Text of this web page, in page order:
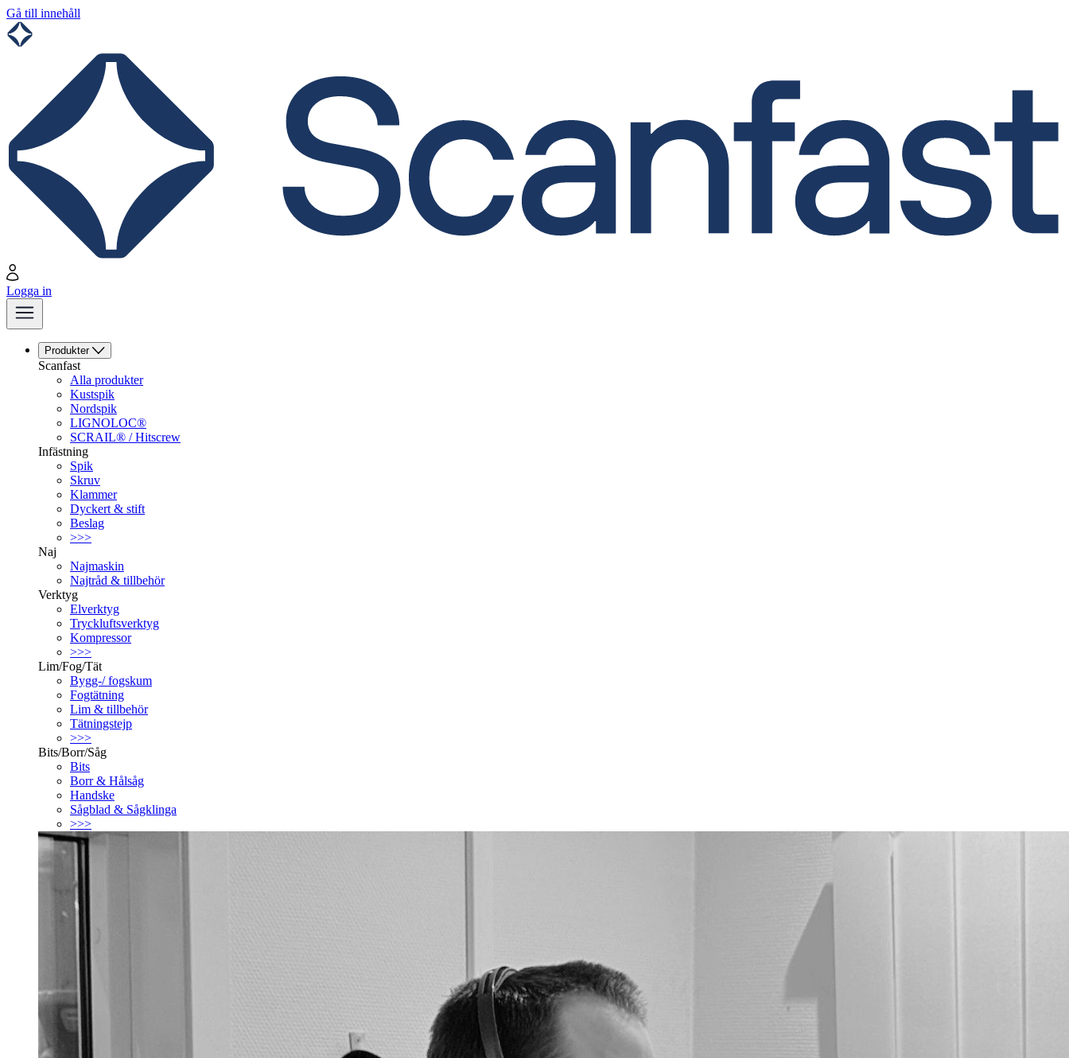
Gå till innehåll
Logga in
Produkter
Scanfast
Alla produkter
Kustspik
Nordspik
LIGNOLOC®
SCRAIL® / Hitscrew
Infästning
Spik
Skruv
Klammer
Dyckert & stift
Beslag
>>>
Naj
Najmaskin
Najtråd & tillbehör
Verktyg
Elverktyg
Tryckluftsverktyg
Kompressor
>>>
Lim/Fog/Tät
Bygg-/ fogskum
Fogtätning
Lim & tillbehör
Tätningstejp
>>>
Bits/Borr/Såg
Bits
Borr & Hålsåg
Handske
Sågblad & Sågklinga
>>>